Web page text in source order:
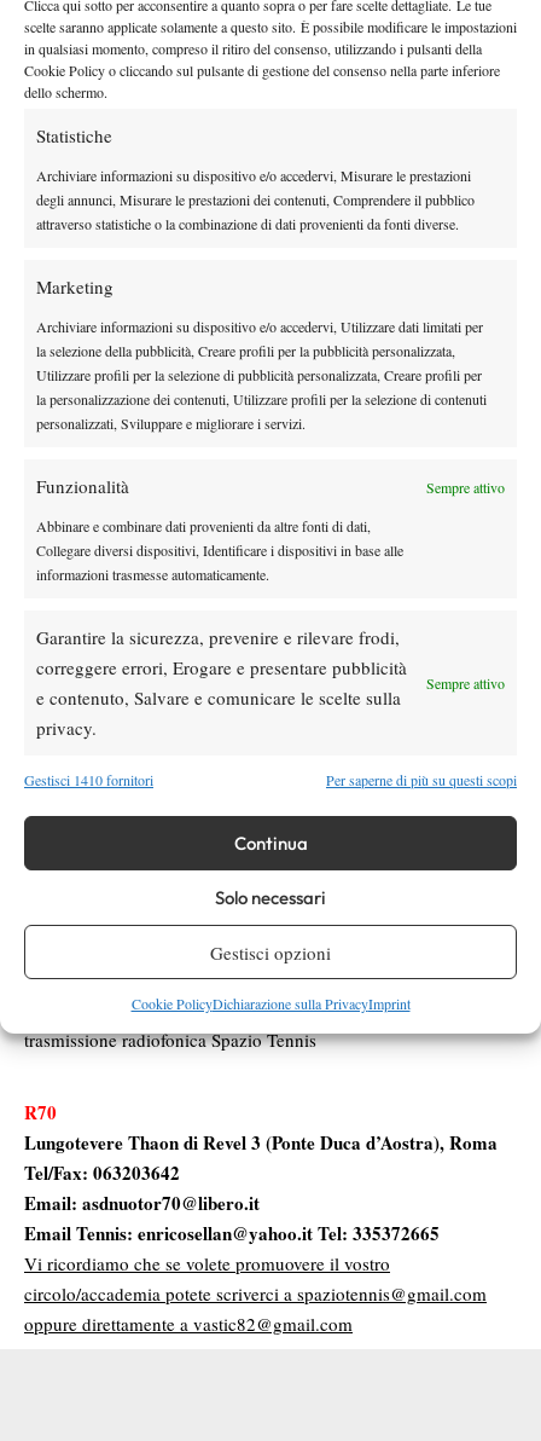
Clicca qui sotto per acconsentire a quanto sopra o per fare scelte dettagliate. Le tue
scelte saranno applicate solamente a questo sito. È possibile modificare le impostazioni
in qualsiasi momento, compreso il ritiro del consenso, utilizzando i pulsanti della
Cookie Policy o cliccando sul pulsante di gestione del consenso nella parte inferiore
dello schermo.
Statistiche
Archiviare informazioni su dispositivo e/o accedervi, Misurare le prestazioni
degli annunci, Misurare le prestazioni dei contenuti, Comprendere il pubblico
attraverso statistiche o la combinazione di dati provenienti da fonti diverse.
Marketing
Archiviare informazioni su dispositivo e/o accedervi, Utilizzare dati limitati per
la selezione della pubblicità, Creare profili per la pubblicità personalizzata,
Utilizzare profili per la selezione di pubblicità personalizzata, Creare profili per
la personalizzazione dei contenuti, Utilizzare profili per la selezione di contenuti
personalizzati, Sviluppare e migliorare i servizi.
Funzionalità Sempre attivo
Abbinare e combinare dati provenienti da altre fonti di dati,
Collegare diversi dispositivi, Identificare i dispositivi in base alle
informazioni trasmesse automaticamente.
Garantire la sicurezza, prevenire e rilevare frodi,
correggere errori, Erogare e presentare pubblicità
e contenuto, Salvare e comunicare le scelte sulla
privacy.
Sempre attivo
Gestisci 1410 fornitori Per saperne di più su questi scopi
Continua
Solo necessari
Gestisci opzioni
Cookie PolicyDichiarazione sulla PrivacyImprint
di tendenza che sta avvenendo in Italia e che, nel mio piccolo,
porto avanti al R70.”Due preparatori atletici si diceva:
“Grandissima attenzione all’aspetto fisico e atletico. Nei più
coordinazione, che sarà poi decisiva per la crescita della
potenza e della velocità. In generale è importantissimo allenare i
ragazzi sin da giovanissimi, con le dovute differenza a seconda
che deve essere spronante per il lavoro. Lavoro professionale,
sempre condito con il buon umore, che incide sempre nella
buona riuscita dell’allenamento. Diverse vittorie open e in tornei
giovanili per adesso ci stanno dando ragione. Questa è la nostra
filosofia e credo che la risposta di iscrizioni e di risultati sia il
Perché Scegliere R70?
Per la conclusione lasciamo la parola al
maestro nazionale Enrico Sellan: “
qualsiasi livello, il circolo R70 è l’ideale. Il binomio
professionalità e buon umore è il nostro motto. La nostra
dire? La struttura è ottima, immersa nel verde, a bordo tevere.
Vi aspettiamo…”
Ascolta l’intervista a Enrico Sellan, andata in onda durante la
trasmissione radiofonica Spazio Tennis
R70
Lungotevere Thaon di Revel 3 (Ponte Duca d’Aostra), Roma
Tel/Fax: 063203642
Email: asdnuotor70@libero.it
Email Tennis: enricosellan@yahoo.it Tel: 335372665
Vi ricordiamo che se volete promuovere il vostro
circolo/accademia potete scriverci a spaziotennis@gmail.com
oppure direttamente a vastic82@gmail.com